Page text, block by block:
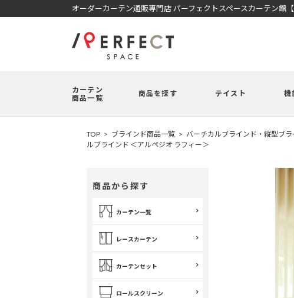
オーダーカーテン通販専門店 パーフェクトスペースカーテン館【
カーテン
商品一覧
商品を探す テイスト 機
TOP ブラインド商品一覧 バーチカルブラインド・縦型ブ
ルブラインド ＜アルペジオ ラフィー＞
商品から探す
カーテン一覧
レースカーテン
カーテンセット
ロールスクリーン